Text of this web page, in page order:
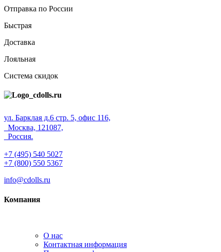
Отправка по России
Быстрая
Доставка
Лояльная
Система скидок
ул. Барклая д.6 стр. 5, офис 116,
Москва, 121087,
Россия.
+7 (495) 540 5027
+7 (800) 550 5367
info@cdolls.ru
Компания
О нас
Контактная информация